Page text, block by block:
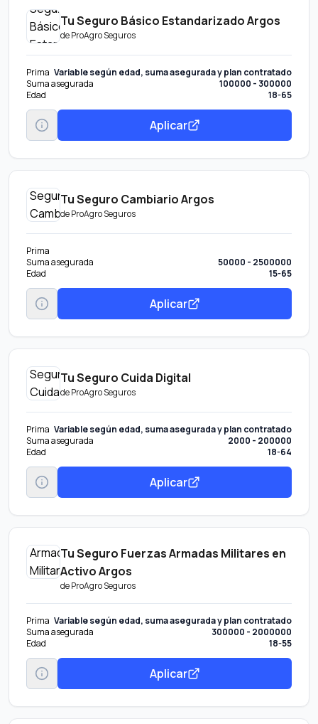
Tu Seguro Básico Estandarizado Argos
deProAgro Seguros
Prima Variable según edad, suma asegurada y plan contratado
Suma asegurada
100000 - 300000
Edad
18-65
Aplicar
Tu Seguro Cambiario Argos
deProAgro Seguros
Prima
Suma asegurada
50000 - 2500000
Edad
15-65
Aplicar
Tu Seguro Cuida Digital
deProAgro Seguros
Prima Variable según edad, suma asegurada y plan contratado
Suma asegurada
2000 - 200000
Edad
18-64
Aplicar
Tu Seguro Fuerzas Armadas Militares en
Activo Argos
deProAgro Seguros
Prima Variable según edad, suma asegurada y plan contratado
Suma asegurada
300000 - 2000000
Edad
18-55
Aplicar